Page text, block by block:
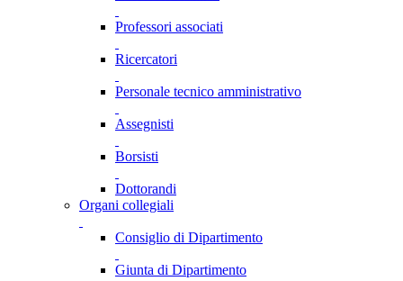
Professori associati
Ricercatori
Personale tecnico amministrativo
Assegnisti
Borsisti
Dottorandi
Organi collegiali
Consiglio di Dipartimento
Giunta di Dipartimento